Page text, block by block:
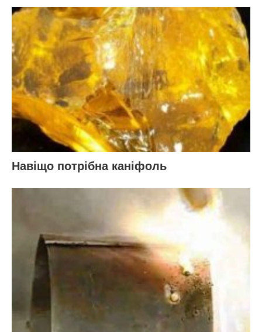
Навіщо потрібна каніфоль